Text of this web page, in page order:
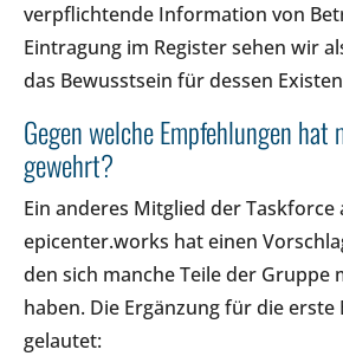
verpflichtende Information von
Eintragung im Register sehen wir
das Bewusstsein für dessen
Gegen welche Empfehlungen hat
gewehrt?
Ein anderes Mitglied der Taskforce
epicenter.works hat einen
den sich manche Teile der Gruppe
haben. Die Ergänzung für die
gelautet: